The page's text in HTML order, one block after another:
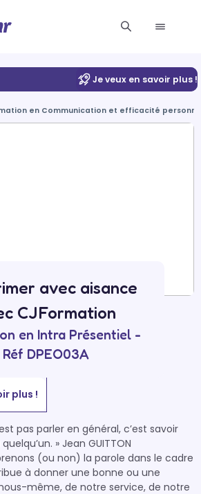
Je veux en savoir plus !
en Communication et efficacité
avec aisance
CJFormation
en Intra Présentiel -
Réf DPEO03A
plus !
pas parler en général, c’est savoir
» Jean GUITTON
(ou non) la parole dans le cadre
à donner une bonne ou une
même, de notre service, de notre